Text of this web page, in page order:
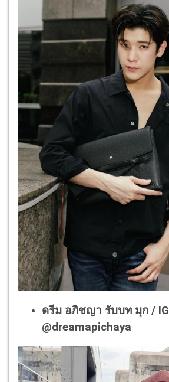
ดรีม อภิชญา รับบท มุก / IG
@dreamapichaya